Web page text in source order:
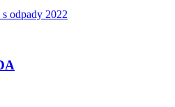
odpady 2022